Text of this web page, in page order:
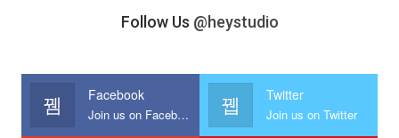
Follow Us @heystudio
Facebook
Join us on Facebook
Twitter
Join us on Twitter